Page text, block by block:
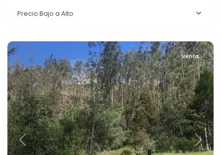
Precio Bajo a Alto
Venta
Previous Next